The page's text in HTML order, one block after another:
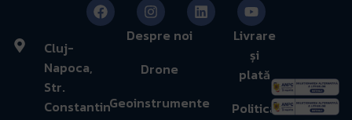
Cluj-
Napoca,
Str.
Constantin
Despre noi
Drone
Geoinstrumente
Livrare
și
plată
Politică